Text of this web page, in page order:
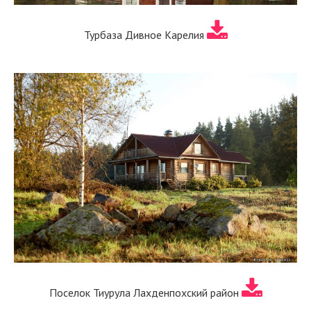
Турбаза Дивное Карелия
Поселок Тиурула Лахденпохский район